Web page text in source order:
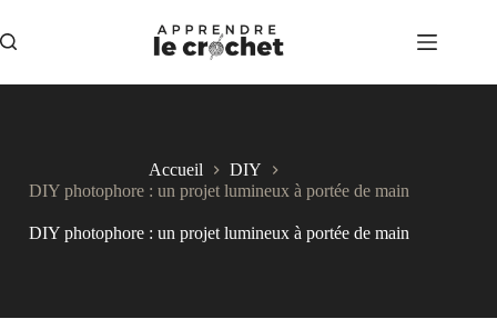
contenu
Accueil
DIY
DIY photophore : un projet lumineux à portée de main
DIY photophore : un projet lumineux à portée de main